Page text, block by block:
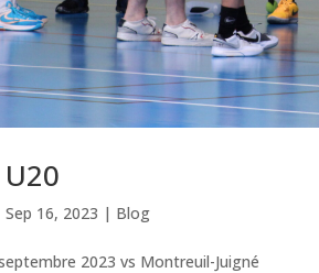
Sep 16, 2023 | Blog
2023 vs Montreuil-Juigné